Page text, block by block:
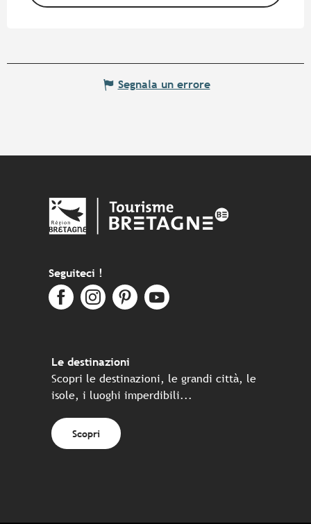
Segnala un errore
Seguiteci !
Le destinazioni
Scopri le destinazioni, le grandi città, le
isole, i luoghi imperdibili...
Scopri